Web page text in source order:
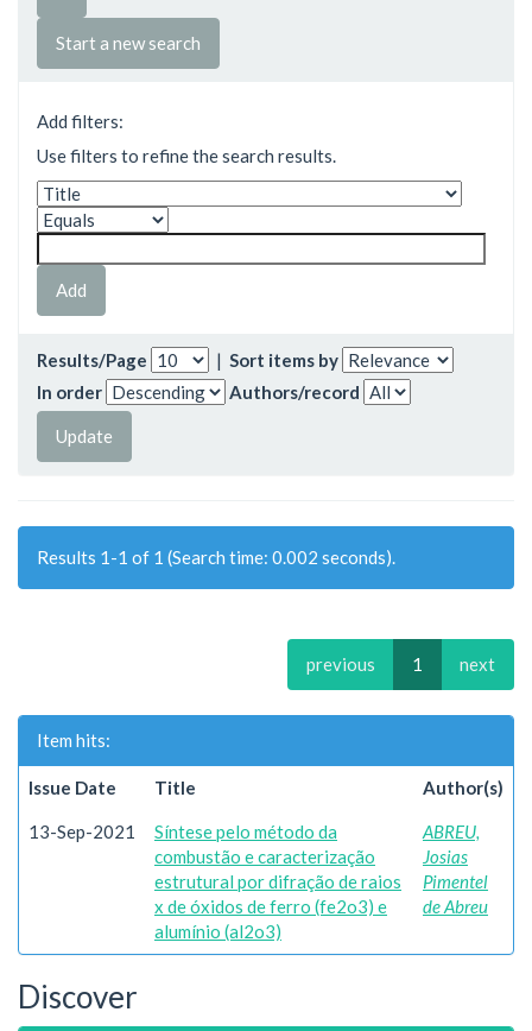
Start a new search
Add filters:
Use filters to refine the search results.
Results/Page | Sort items by
In order
Authors/record
Results 1-1 of 1 (Search time: 0.002 seconds).
previous 1 next
Item hits:
Issue Date Title Author(s)
13-Sep-2021
Síntese pelo método da
combustão e caracterização
estrutural por difração de raios
x de óxidos de ferro (fe2o3) e
alumínio (al2o3)
ABREU,
Josias
Pimentel
de Abreu
Discover